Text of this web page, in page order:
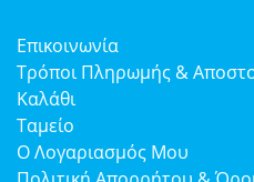
Επικοινωνία
Τρόποι Πληρωμής &
Καλάθι
Ταμείο
Ο Λογαριασμός Μου